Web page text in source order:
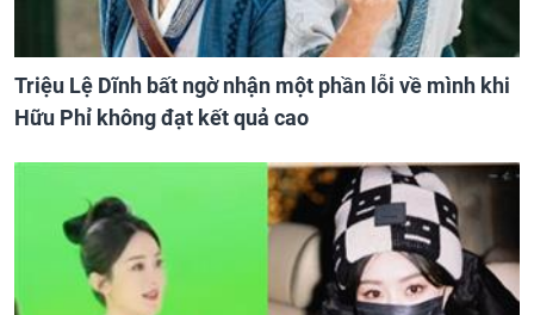
Triệu Lệ Dĩnh bất ngờ nhận một phần lỗi về mình khi
Hữu Phỉ không đạt kết quả cao